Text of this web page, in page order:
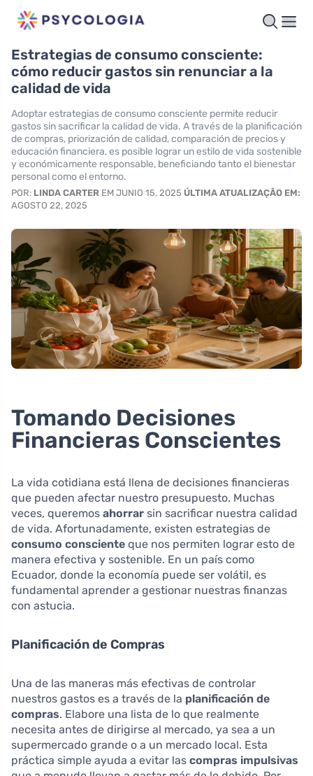
Estrategias de consumo consciente:
cómo reducir gastos sin renunciar a la
calidad de vida
Adoptar estrategias de consumo consciente permite reducir
gastos sin sacrificar la calidad de vida. A través de la planificación
de compras, priorización de calidad, comparación de precios y
educación financiera, es posible lograr un estilo de vida sostenible
y económicamente responsable, beneficiando tanto el bienestar
personal como el entorno.
POR: LINDA CARTER EM JUNIO 15, 2025 ÚLTIMA ATUALIZAÇÃO EM:
AGOSTO 22, 2025
Tomando Decisiones
Financieras Conscientes
La vida cotidiana está llena de decisiones financieras
que pueden afectar nuestro presupuesto. Muchas
veces, queremos ahorrar sin sacrificar nuestra calidad
de vida. Afortunadamente, existen estrategias de
consumo consciente que nos permiten lograr esto de
manera efectiva y sostenible. En un país como
Ecuador, donde la economía puede ser volátil, es
fundamental aprender a gestionar nuestras finanzas
con astucia.
Planificación de Compras
Una de las maneras más efectivas de controlar
nuestros gastos es a través de la planificación de
compras. Elabore una lista de lo que realmente
necesita antes de dirigirse al mercado, ya sea a un
supermercado grande o a un mercado local. Esta
práctica simple ayuda a evitar las compras impulsivas